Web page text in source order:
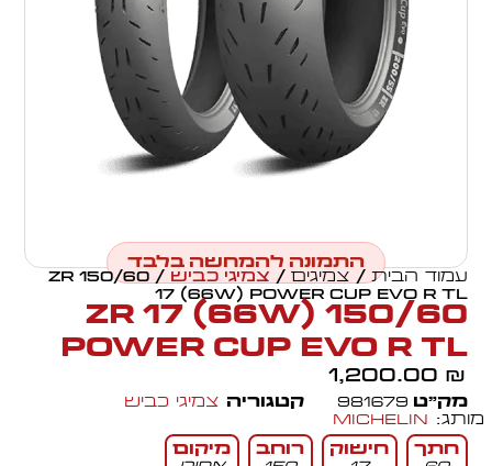
התמונה להמחשה בלבד
עמוד הבית/ צמיגים / צמיגי כביש
/ 150/60 ZR
17 (66W) POWER CUP EVO R TL
150/60 ZR 17 (66W)
POWER CUP EVO R TL
1,200.00 ₪
מק״ט 981679 קטגוריה צמיגי כביש
מותג: Michelin
חתך
חישוק
רוחב
מיקום